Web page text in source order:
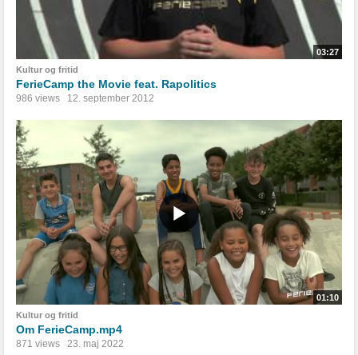
03:27
Kultur og fritid
FerieCamp the Movie feat. Rapolitics
986 views 12. september 2012
01:10
Kultur og fritid
Om FerieCamp.mp4
871 views 23. maj 2022